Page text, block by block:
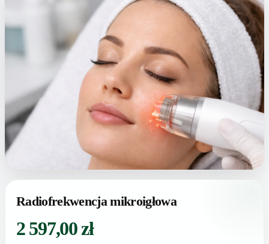
Radiofrekwencja mikroigłowa
2 597,00zł